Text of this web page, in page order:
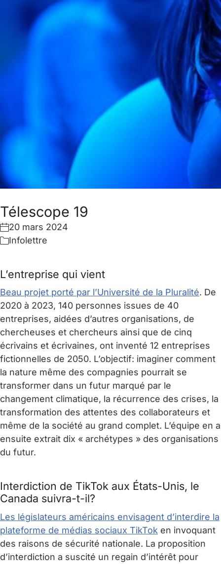
Télescope 19
20 mars 2024
Infolettre
L’entreprise qui vient
Beau projet porté par l’Université de la Pluralité. De
2020 à 2023, 140 personnes issues de 40
entreprises, aidées d’autres organisations, de
chercheuses et chercheurs ainsi que de cinq
écrivains et écrivaines, ont inventé 12 entreprises
fictionnelles de 2050. L’objectif: imaginer comment
la nature même des compagnies pourrait se
transformer dans un futur marqué par le
changement climatique, la récurrence des crises, la
transformation des attentes des collaborateurs et
même de la société au grand complet. L’équipe en a
ensuite extrait dix « archétypes » des organisations
du futur.
Interdiction de TikTok aux États-Unis, le
Canada suivra-t-il?
Les législateurs américains envisagent d’interdire la
plateforme de médias sociaux TikTok en invoquant
des raisons de sécurité nationale. La proposition
d’interdiction a suscité un regain d’intérêt pour